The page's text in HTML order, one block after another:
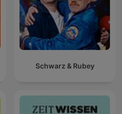
Schwarz & Rubey